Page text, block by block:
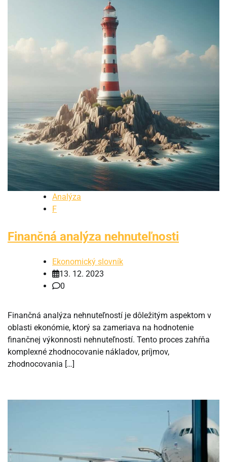
Analýza
F
Finančná analýza nehnuteľnosti
Ekonomický slovník
13. 12. 2023
0
Finančná analýza nehnuteľností je dôležitým aspektom v
oblasti ekonómie, ktorý sa zameriava na hodnotenie
finančnej výkonnosti nehnuteľností. Tento proces zahŕňa
komplexné zhodnocovanie nákladov, príjmov,
zhodnocovania […]